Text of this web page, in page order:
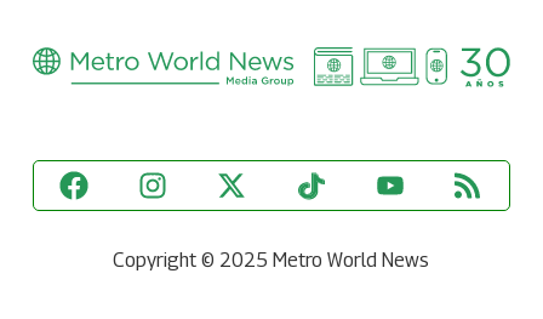
Copyright © 2025 Metro World News